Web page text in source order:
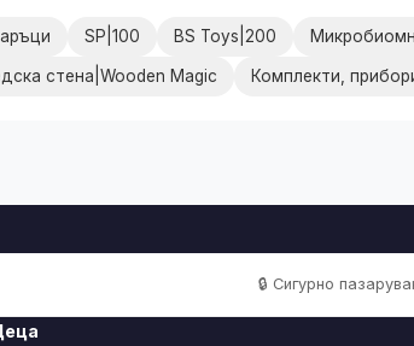
SP|100 BS Toys|200
стена|Wooden Magic Комплекти,
🔒 Сигурно